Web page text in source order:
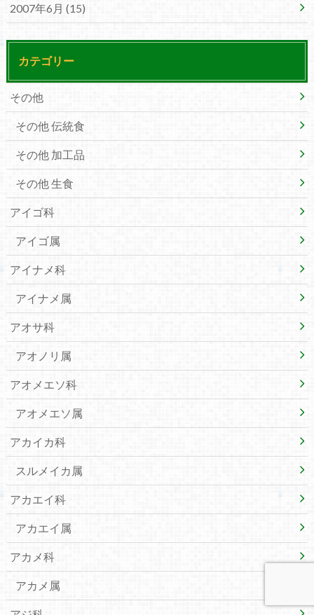
2007年6月 (15)
カテゴリー
その他
その他 伝統食
その他 加工品
その他 生食
アイゴ科
アイゴ属
アイナメ科
アイナメ属
アオサ科
アオノリ属
アオメエソ科
アオメエソ属
アカイカ科
スルメイカ属
アカエイ科
アカエイ属
アカメ科
アカメ属